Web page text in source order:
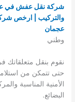
شركة نقل عفش في
والتركيب
ارخص
عجمان
وطني
نقوم بنقل متعلقاتك
حتى تتمكن من
الأمنية المناسبة
البضائع.